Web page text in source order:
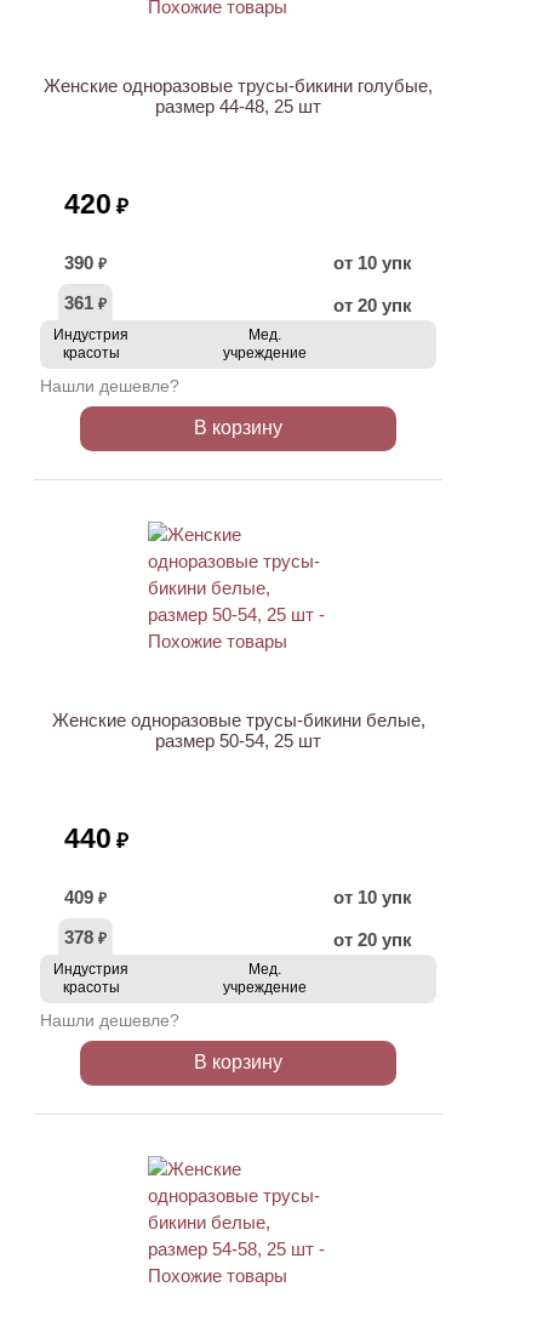
Женские одноразовые трусы-бикини голубые,
размер 44-48, 25 шт
420 ₽
390 ₽
от 10 упк
361 ₽ от 20 упк
Индустрия
красоты
Мед.
учреждение
Нашли дешевле?
В корзину
Женские одноразовые трусы-бикини белые,
размер 50-54, 25 шт
440 ₽
409 ₽
от 10 упк
378 ₽ от 20 упк
Индустрия
красоты
Мед.
учреждение
Нашли дешевле?
В корзину